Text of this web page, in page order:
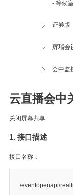
- 等候
证券版
辉瑞会
会中监
云直播会中
关闭屏幕共享
1. 接口描述
接口名称：
/eventopenapi/